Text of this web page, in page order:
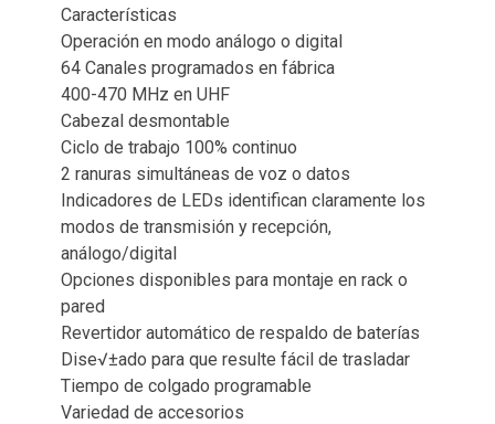
Características
Operación en modo análogo o digital
64 Canales programados en fábrica
400-470 MHz en UHF
Cabezal desmontable
Ciclo de trabajo 100% continuo
2 ranuras simultáneas de voz o datos
Indicadores de LEDs identifican claramente los
modos de transmisión y recepción,
análogo/digital
Opciones disponibles para montaje en rack o
pared
Revertidor automático de respaldo de baterías
Dise√±ado para que resulte fácil de trasladar
Tiempo de colgado programable
Variedad de accesorios